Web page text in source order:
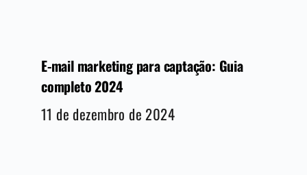
E-mail marketing para captação: Guia
completo 2024
11 de dezembro de 2024